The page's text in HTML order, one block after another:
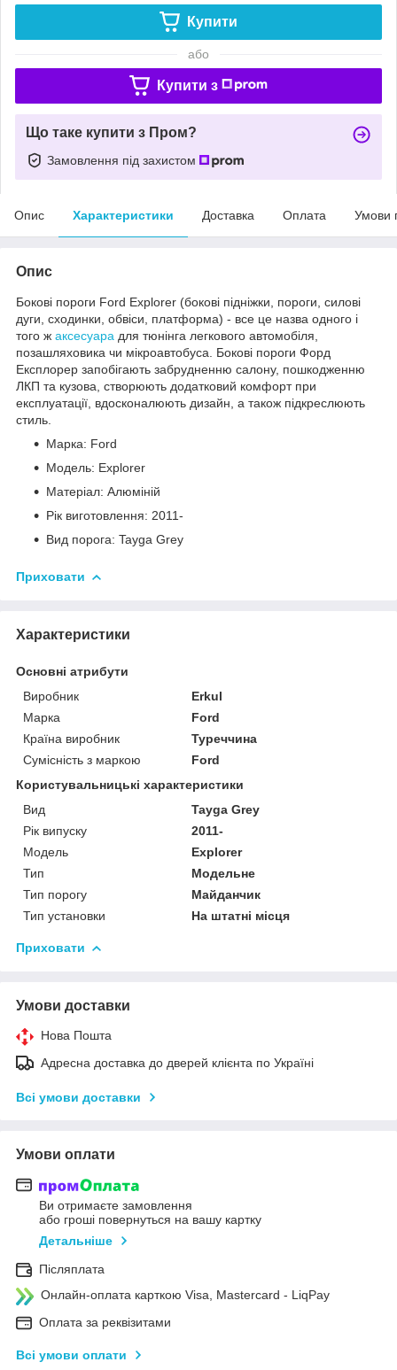
Купити
або
Купити з
Що таке купити з Пром?
Замовлення під захистом
Опис Характеристики Доставка Оплата Умови
Опис
Бокові пороги Ford Explorer (бокові підніжки, пороги, силові
дуги, сходинки, обвіси, платформа) - все це назва одного і
того ж аксесуара для тюнінга легкового автомобіля,
позашляховика чи мікроавтобуса. Бокові пороги Форд
Експлорер запобігають забрудненню салону, пошкодженню
ЛКП та кузова, створюють додатковий комфорт при
експлуатації, вдосконалюють дизайн, а також підкреслюють
стиль.
Марка: Ford
Модель: Explorer
Матеріал: Алюміній
Рік виготовлення: 2011-
Вид порога: Tayga Grey
Приховати
Характеристики
Основні атрибути
Виробник
Erkul
Марка
Ford
Країна виробник
Туреччина
Сумісність з маркою
Ford
Користувальницькі характеристики
Вид
Tayga Grey
Рік випуску
2011-
Мoдель
Explorer
Тип
Модельне
Тип порогу
Майданчик
Тип установки
На штатні місця
Приховати
Умови доставки
Нова Пошта
Адресна доставка до дверей клієнта по Україні
Всі умови доставки
Умови оплати
Ви отримаєте замовлення
або гроші повернуться на вашу картку
Детальніше
Післяплата
Онлайн-оплата карткою Visa, Mastercard - LiqPay
Оплата за реквізитами
Всі умови оплати